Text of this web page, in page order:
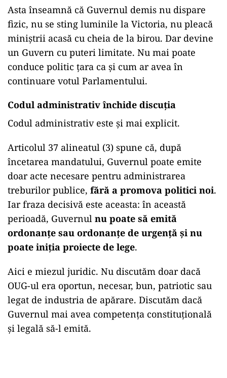
Asta înseamnă că Guvernul demis nu dispare
fizic, nu se sting luminile la Victoria, nu pleacă
miniștrii acasă cu cheia de la birou. Dar devine
un Guvern cu puteri limitate. Nu mai poate
conduce politic țara ca și cum ar avea în
continuare votul Parlamentului.
Codul administrativ închide discuția
Codul administrativ este și mai explicit.
Articolul 37 alineatul (3) spune că, după
încetarea mandatului, Guvernul poate emite
doar acte necesare pentru administrarea
treburilor publice, fără a promova politici noi.
Iar fraza decisivă este aceasta: în această
perioadă, Guvernul nu poate să emită
ordonanțe sau ordonanțe de urgență și nu
poate iniția proiecte de lege.
Aici e miezul juridic. Nu discutăm doar dacă
OUG-ul era oportun, necesar, bun, patriotic sau
legat de industria de apărare. Discutăm dacă
Guvernul mai avea competența constituțională
și legală să-l emită.